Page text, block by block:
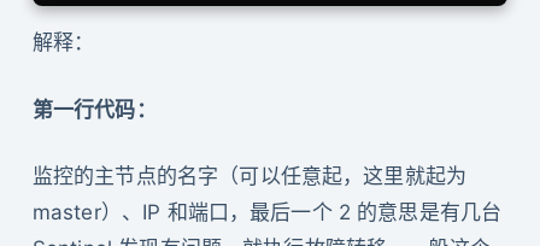
解释：
第一行代码：
监控的主节点的名字（可以任意起，这里就起为
master）、IP 和端口，最后一个 2 的意思是有几台